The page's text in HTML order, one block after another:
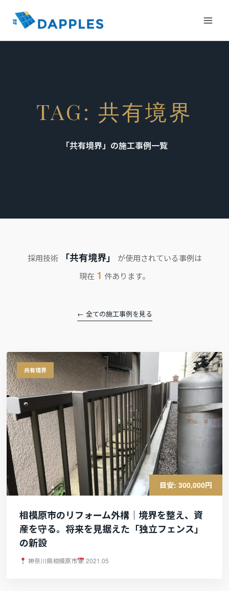
TAG: 共有境界
「共有境界」の施工事例一覧
採用技術 「共有境界」
が使用されている事例は
現在 1 件あります。
← 全ての施工事例を見る
共有境界
目安: 300,000円
相模原市のリフォーム外構｜境界を整え、資
産を守る。将来を見据えた「独立フェンス」
の新設
神奈川県相模原市 2021.05